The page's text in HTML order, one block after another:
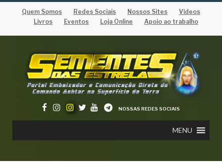
Quem Somos Redes Sociais Nossos Sites
Vídeos
Livros
Eventos Loja Online Apoio ao trabalho
NOSSAS REDES SOCIAIS
MENU